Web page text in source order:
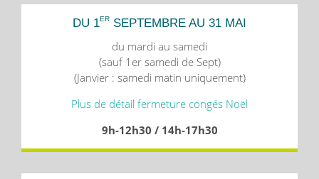
DU 1ER SEPTEMBRE AU 31 MAI
du mardi au samedi
(sauf 1er samedi de Sept)
(Janvier : samedi matin uniquement)
Plus de détail fermeture congés Noël
9h-12h30 / 14h-17h30